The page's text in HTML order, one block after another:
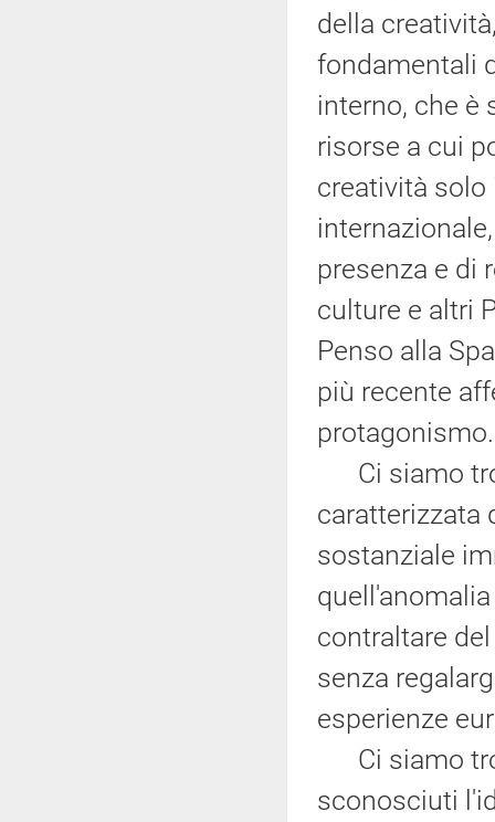
della
fondamentali
interno, che è
risorse a cui
creatività solo
presenza e di
culture e altri
Penso alla
più recente
protagonismo.
Ci siamo
caratterizzata
sostanziale
contraltare
senza
esperienze
Ci siamo
sconosciuti